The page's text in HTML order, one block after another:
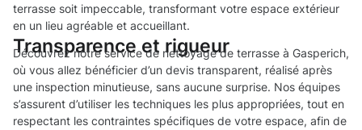
terrasse soit impeccable, transformant votre espace extérieur
en un lieu agréable et accueillant.
Transparence et rigueur
Découvrez notre service de nettoyage de terrasse à Gasperich,
où vous allez bénéficier d’un devis transparent, réalisé après
une inspection minutieuse, sans aucune surprise. Nos équipes
s’assurent d’utiliser les techniques les plus appropriées, tout en
respectant les contraintes spécifiques de votre espace, afin de